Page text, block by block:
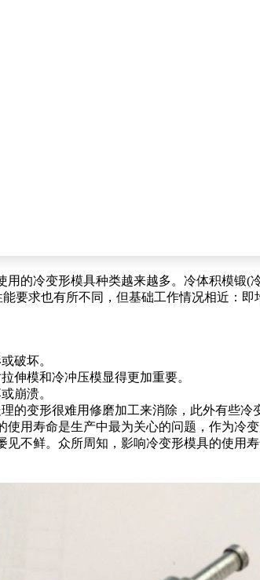
的冷变形模具种类越来越多。冷体积模锻
要求也有所不同，但基础工作情况相近：
破坏。
伸模和冷冲压模显得更加重要。
崩溃。
的变形很难用修磨加工来消除，此外有
用寿命是生产中最为关心的问题，作为冷
不鲜。众所周知，影响冷变形模具的使用